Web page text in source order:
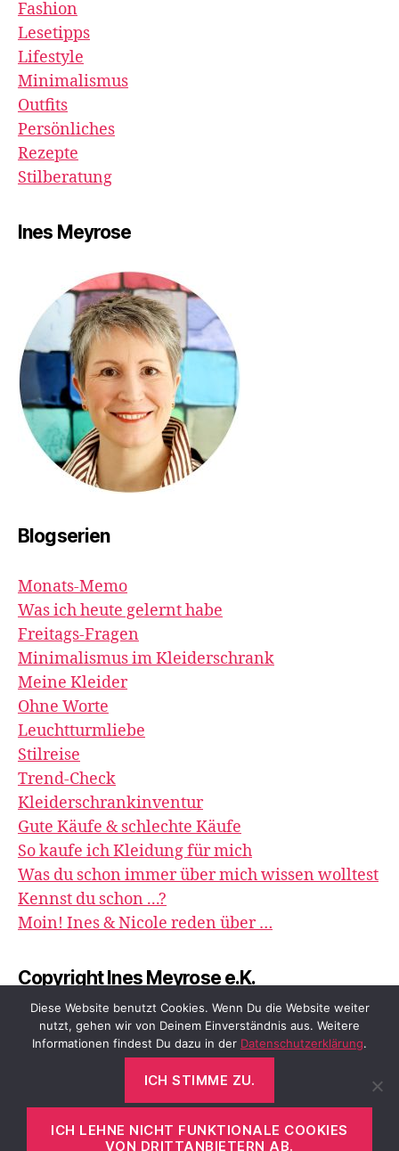
Fashion
Lesetipps
Lifestyle
Minimalismus
Outfits
Persönliches
Rezepte
Stilberatung
Ines Meyrose
Blogserien
Monats-Memo
Was ich heute gelernt habe
Freitags-Fragen
Minimalismus im Kleiderschrank
Meine Kleider
Ohne Worte
Leuchtturmliebe
Stilreise
Trend-Check
Kleiderschrankinventur
Gute Käufe & schlechte Käufe
So kaufe ich Kleidung für mich
Was du schon immer über mich wissen wolltest
Kennst du schon ...?
Moin! Ines & Nicole reden über …
Copyright Ines Meyrose e.K.
image&impression
↑
Diese Website benutzt Cookies. Wenn Du die Website weiter
nutzt, gehen wir von Deinem Einverständnis aus. Weitere
Informationen findest Du dazu in der Datenschutzerklärung.
ICH STIMME ZU.
ICH LEHNE NICHT FUNKTIONALE COOKIES
VON DRITTANBIETERN AB.